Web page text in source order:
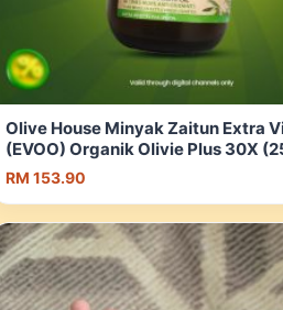
Olive House Minyak Zaitun Extra
(EVOO) Organik Olivie Plus 30X
+ [Add On] | Shopee Malaysia
RM 153.90